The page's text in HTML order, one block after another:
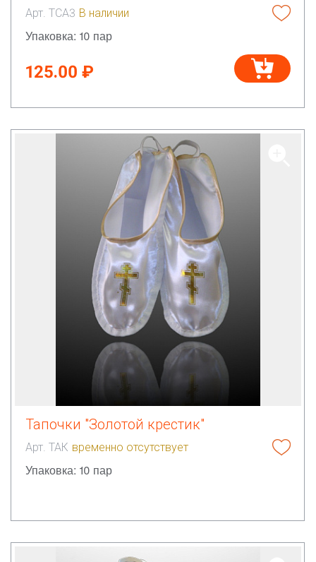
Арт. ТСА3 В наличии
Упаковка: 10 пар
125.00 ₽
Тапочки "Золотой крестик"
Арт. ТАК временно отсутствует
Упаковка: 10 пар